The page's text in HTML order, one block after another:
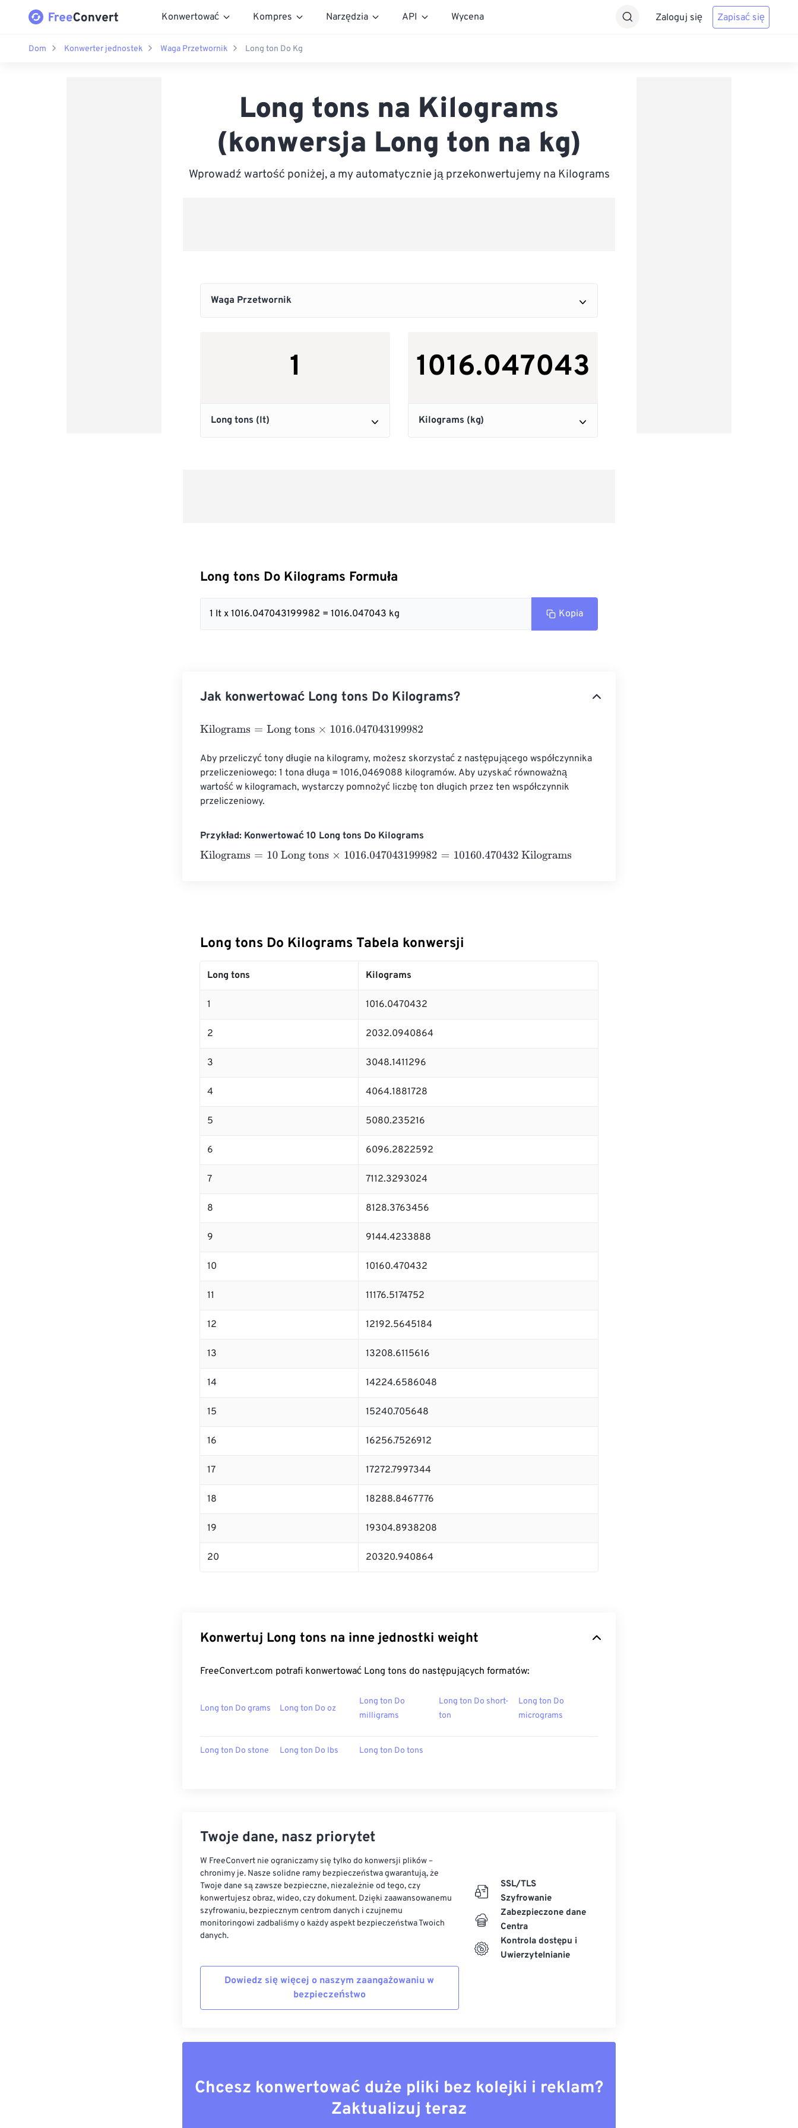
Konwertować Kompres Narzędzia API Wycena Zaloguj się Zapisać się
Dom Konwerter jednostek Waga Przetwornik Long ton Do Kg
Long tons na Kilograms
(konwersja Long ton na kg)
Wprowadź wartość poniżej, a my automatycznie ją przekonwertujemy na Kilograms
Long tons Do Kilograms Formuła
1 lt x 1016.047043199982 = 1016.047043 kg Kopia
Jak konwertować Long tons Do Kilograms?
Kilograms=Long tons ×1016.047043199982
Aby przeliczyć tony długie na kilogramy, możesz skorzystać z następującego współczynnika
przeliczeniowego: 1 tona długa = 1016,0469088 kilogramów. Aby uzyskać równoważną
wartość w kilogramach, wystarczy pomnożyć liczbę ton długich przez ten współczynnik
przeliczeniowy.
Przykład: Konwertować 10 Long tons Do Kilograms
Kilograms=10 Long tons×1016.047043199982=10160.470432 Kilograms
Long tons Do Kilograms Tabela konwersji
Long tons Kilograms
1 1016.0470432
2 2032.0940864
3 3048.1411296
4 4064.1881728
5 5080.235216
6 6096.2822592
7 7112.3293024
8 8128.3763456
9 9144.4233888
10 10160.470432
11 11176.5174752
12 12192.5645184
13 13208.6115616
14 14224.6586048
15 15240.705648
16 16256.7526912
17 17272.7997344
18 18288.8467776
19 19304.8938208
20 20320.940864
Konwertuj Long tons na inne jednostki weight
FreeConvert.com potrafi konwertować Long tons do następujących formatów:
Long ton Do grams Long ton Do oz
Long ton Do
milligrams
Long ton Do short-
ton
Long ton Do
micrograms
Long ton Do stone Long ton Do lbs Long ton Do tons
Twoje dane, nasz priorytet
W FreeConvert nie ograniczamy się tylko do konwersji plików –
chronimy je. Nasze solidne ramy bezpieczeństwa gwarantują, że
Twoje dane są zawsze bezpieczne, niezależnie od tego, czy
konwertujesz obraz, wideo, czy dokument. Dzięki zaawansowanemu
szyfrowaniu, bezpiecznym centrom danych i czujnemu
monitoringowi zadbaliśmy o każdy aspekt bezpieczeństwa Twoich
danych.
Dowiedz się więcej o naszym zaangażowaniu w
bezpieczeństwo
SSL/TLS
Szyfrowanie
Zabezpieczone dane
Centra
Kontrola dostępu i
Uwierzytelnianie
Chcesz konwertować duże pliki bez kolejki i reklam?
Zaktualizuj teraz